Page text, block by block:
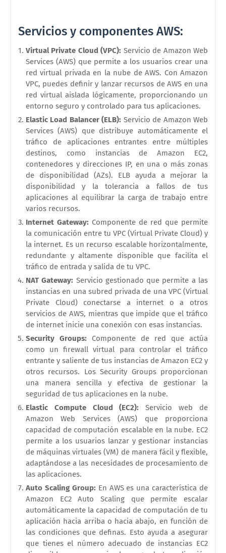
Servicios y componentes AWS:
Virtual Private Cloud (VPC): Servicio de Amazon Web
Services (AWS) que permite a los usuarios crear una
red virtual privada en la nube de AWS. Con Amazon
VPC, puedes definir y lanzar recursos de AWS en una
red virtual aislada lógicamente, proporcionando un
entorno seguro y controlado para tus aplicaciones.
Elastic Load Balancer (ELB): Servicio de Amazon Web
Services (AWS) que distribuye automáticamente el
tráfico de aplicaciones entrantes entre múltiples
destinos, como instancias de Amazon EC2,
contenedores y direcciones IP, en una o más zonas
de disponibilidad (AZs). ELB ayuda a mejorar la
disponibilidad y la tolerancia a fallos de tus
aplicaciones al equilibrar la carga de trabajo entre
varios recursos.
Internet Gateway: Componente de red que permite
la comunicación entre tu VPC (Virtual Private Cloud) y
la internet. Es un recurso escalable horizontalmente,
redundante y altamente disponible que facilita el
tráfico de entrada y salida de tu VPC.
NAT Gateway: Servicio gestionado que permite a las
instancias en una subred privada de una VPC (Virtual
Private Cloud) conectarse a internet o a otros
servicios de AWS, mientras que impide que el tráfico
de internet inicie una conexión con esas instancias.
Security Groups: Componente de red que actúa
como un firewall virtual para controlar el tráfico
entrante y saliente de tus instancias de Amazon EC2 y
otros recursos. Los Security Groups proporcionan
una manera sencilla y efectiva de gestionar la
seguridad de tus aplicaciones en la nube.
Elastic Compute Cloud (EC2): Servicio web de
Amazon Web Services (AWS) que proporciona
capacidad de computación escalable en la nube. EC2
permite a los usuarios lanzar y gestionar instancias
de máquinas virtuales (VM) de manera fácil y flexible,
adaptándose a las necesidades de procesamiento de
las aplicaciones.
Auto Scaling Group: En AWS es una característica de
Amazon EC2 Auto Scaling que permite escalar
automáticamente la capacidad de computación de tu
aplicación hacia arriba o hacia abajo, en función de
las condiciones que definas. Esto ayuda a asegurar
que tienes el número adecuado de instancias EC2